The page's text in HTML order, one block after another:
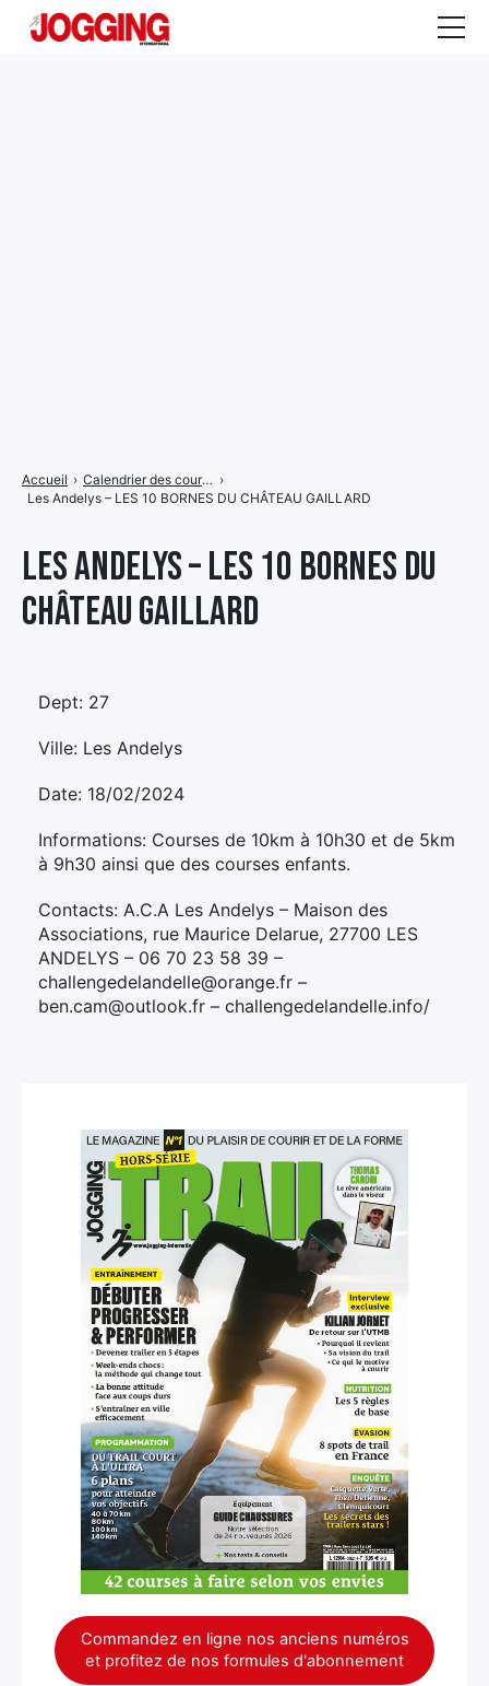
Les Andelys – LES 10 BORNES DU
CHÂTEAU GAILLARD
Accueil › Calendrier des courses ›
Les Andelys – LES 10 BORNES DU CHÂTEAU GAILLARD
Dept: 27
Ville: Les Andelys
Date: 18/02/2024
Informations: Courses de 10km à 10h30 et de 5km
à 9h30 ainsi que des courses enfants.
Contacts: A.C.A Les Andelys – Maison des
Associations, rue Maurice Delarue, 27700 LES
ANDELYS – 06 70 23 58 39 –
challengedelandelle@orange.fr –
ben.cam@outlook.fr – challengedelandelle.info/
Commandez en ligne nos anciens numéros
et profitez de nos formules d'abonnement
de
menu
Élément
de
Élément
de